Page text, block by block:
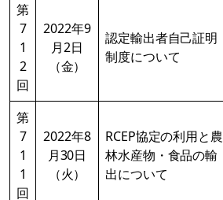
第
7
1
2
回
2022年9
月2日
（金）
認定輸出者自己証明
制度について
第
7
1
1
回
2022年8
月30日
（火）
RCEP協定の利用と農
林水産物・食品の輸
出について